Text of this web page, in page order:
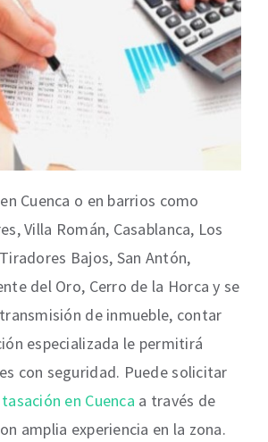
Cuenca o en barrios como
Villa Román, Casablanca, Los
Bajos, San Antón,
del Oro, Cerro de la Horca y se
de inmueble, contar
especializada le permitirá
con seguridad. Puede solicitar
tasación en Cuenca a través de
amplia experiencia en la zona.